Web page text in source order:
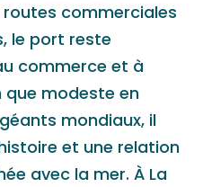
commerciales
le port reste
commerce et à
que modeste en
mondiaux, il
et une relation
avec la mer. À La